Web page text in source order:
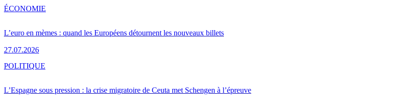
L’euro en mèmes : quand les Européens détournent les nouveaux billets
27.07.2026
ÉCONOMIE
L’Espagne sous pression : la crise migratoire de Ceuta met Schengen à l’épreuve
POLITIQUE